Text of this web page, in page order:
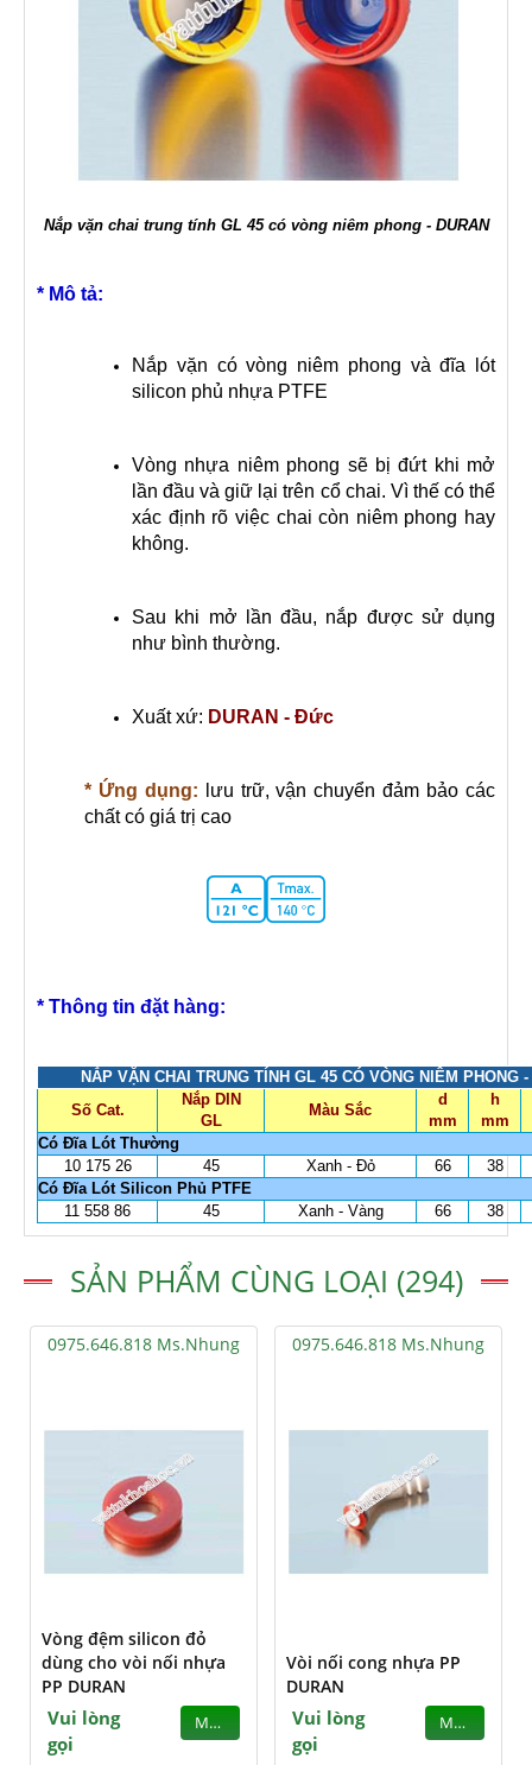
Nắp vặn chai trung tính GL 45 có vòng niêm phong - DURAN
* Mô tả:
Nắp vặn có vòng niêm phong và đĩa lót
silicon phủ nhựa PTFE
Vòng nhựa niêm phong sẽ bị đứt khi mở
lần đầu và giữ lại trên cổ chai. Vì thế có thể
xác định rõ việc chai còn niêm phong hay
không.
Sau khi mở lần đầu, nắp được sử dụng
như bình thường.
Xuất xứ: DURAN - Đức
* Ứng dụng: lưu trữ, vận chuyển đảm bảo các
chất có giá trị cao
* Thông tin đặt hàng:
NẮP VẶN CHAI TRUNG TÍNH GL 45 CÓ VÒNG NIÊM PHONG -
Số Cat.
Nắp DIN
GL
Màu Sắc
d
mm
h
mm
Có Đĩa Lót Thường
10 175 26
45 Xanh - Đỏ 66
38
Có Đĩa Lót Silicon Phủ PTFE
11 558 86
45 Xanh - Vàng 66 38
SẢN PHẨM CÙNG LOẠI (294)
0975.646.818 Ms.Nhung
Vòng đệm silicon đỏ
dùng cho vòi nối nhựa
PP DURAN
Vui lòng
gọi
MUA
0975.646.818 Ms.Nhung
Vòi nối cong nhựa PP
DURAN
Vui lòng
gọi
MUA